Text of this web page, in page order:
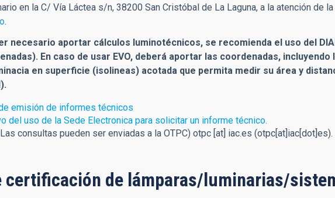
en la C/ Vía Láctea s/n, 38200 San Cristóbal de La Laguna, a la atención de
.
necesario aportar cálculos luminotécnicos, se recomienda el uso del
En caso de usar EVO, deberá aportar las coordenadas,
en superficie (isolineas) acotada que permita medir su área y
emisión de informes técnicos
del uso de la Sede Electronica para solicitar un informe técnico.
consultas pueden ser enviadas a la OTPC) otpc[at] iac.es (otpc[at]iac[dot]es).
certificación de lámparas/luminarias/